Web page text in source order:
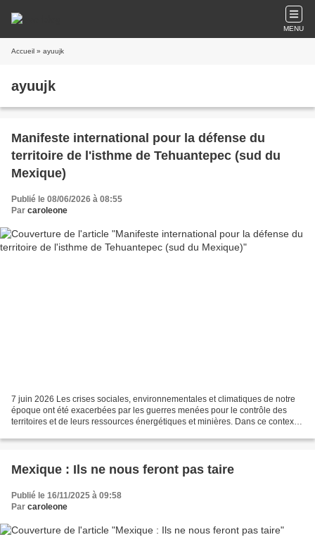
MENU
Accueil » ayuujk
ayuujk
Manifeste international pour la défense du
territoire de l'isthme de Tehuantepec (sud du
Mexique)
Publié le 08/06/2026 à 08:55
Par caroleone
7 juin 2026 Les crises sociales, environnementales et climatiques de notre
époque ont été exacerbées par les guerres menées pour le contrôle des
territoires et de leurs ressources énergétiques et minières. Dans ce contexte,
Mexique : Ils ne nous feront pas taire
Publié le 16/11/2025 à 09:58
Par caroleone